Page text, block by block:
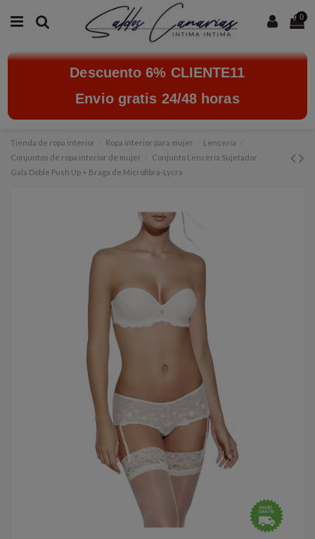
0
Descuento 6% CLIENTE11
Envio gratis 24/48 horas
Tienda de ropa interior Ropa interior para mujer
Lencería
Conjuntos de ropa interior de mujer
Conjunto Lencería Sujetador
Gala Doble Push Up + Braga de Microfibra-Lycra